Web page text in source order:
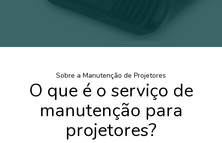
Sobre a Manutenção de Projetores
O que é o serviço de
manutenção para
projetores?